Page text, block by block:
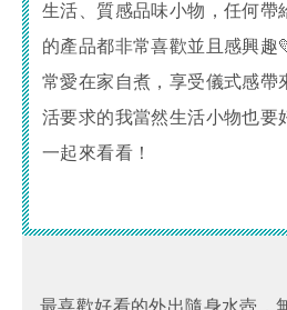
生活、質感品味小物，任何帶
的產品都非常喜歡並且感興趣
常愛在家自煮，享受儀式感帶
活要求的我當然生活小物也要
一起來看看！
最喜歡好看的外出隨身水壺，